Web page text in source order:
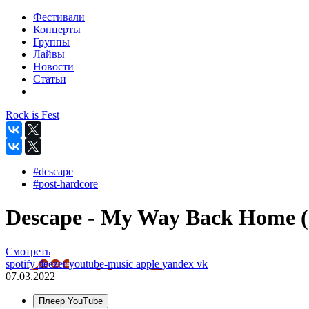
Фестивали
Концерты
Группы
Лайвы
Новости
Статьи
Rock is Fest
#descape
#post-hardcore
Descape - My Way Back Home
Смотреть
spotifydeezeryoutube-music apple yandex vk
07.03.2022
Плеер YouTube